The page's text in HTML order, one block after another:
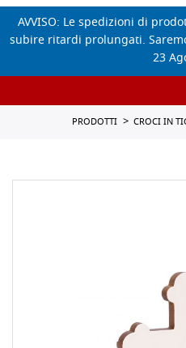
AVVISO: Le spedizioni di
subire ritardi prolungati.
23
PRODOTTI CROCI IN